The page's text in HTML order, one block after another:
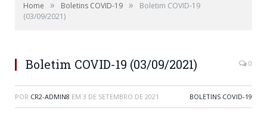
Home » Boletins COVID-19 »
Boletim COVID-19
(03/09/2021)
Boletim COVID-19 (03/09/2021) 0
POR CR2-ADMIN8 EM 3 DE SETEMBRO DE 2021 BOLETINS COVID-19